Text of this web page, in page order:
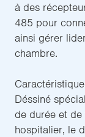
à des
485 pour
ainsi gérer
chambre.
Déssiné
de durée et
hospitalier, le